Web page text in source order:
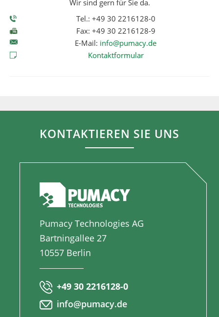
Wir sind gern für Sie da.
Tel.: +49 30 2216128-0
Fax: +49 30 2216128-9
E-Mail: info@pumacy.de
Kontaktformular
KONTAKTIEREN SIE UNS
Pumacy Technologies AG
Bartningallee 27
10557 Berlin
+49 30 2216128-0
info@pumacy.de